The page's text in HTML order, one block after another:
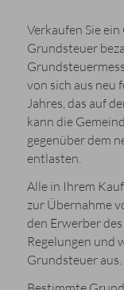
Verkaufen Sie
Grundsteuer
von sich aus neu
Jahres, das auf
kann die
gegenüber dem
entlasten.
Alle in Ihrem
zur Übernahme
den Erwerber
Regelungen und
Grundsteuer aus.